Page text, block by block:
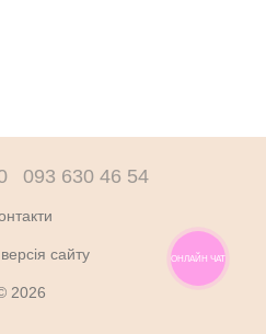
093 630 46 54
сайту
2026
ОНЛАЙН ЧАТ